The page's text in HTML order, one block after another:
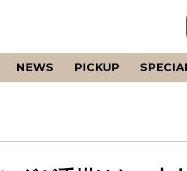
NEWS PICKUP